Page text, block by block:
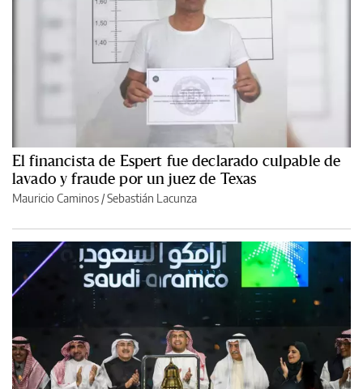
El financista de Espert fue declarado culpable de
lavado y fraude por un juez de Texas
Mauricio Caminos /Sebastián Lacunza